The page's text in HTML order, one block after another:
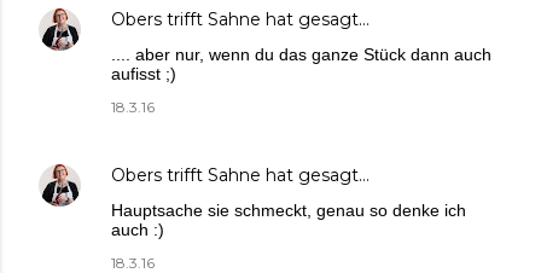
Obers trifft Sahne hat gesagt…
.... aber nur, wenn du das ganze Stück dann auch
aufisst ;)
18.3.16
Obers trifft Sahne hat gesagt…
Hauptsache sie schmeckt, genau so denke ich
auch :)
18.3.16